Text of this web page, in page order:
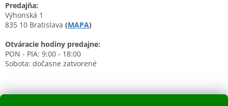
Predajňa:
Výhonská 1
835 10 Bratislava (MAPA)
Otváracie hodiny predajne:
PON - PIA: 9:00 - 18:00
Sobota: dočasne zatvorené